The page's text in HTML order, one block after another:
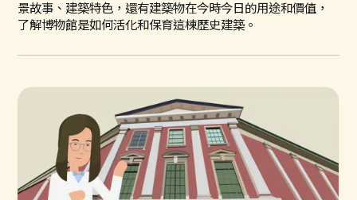
景故事、建築特色，還有建築物在今時今日的用途和價值，
了解博物館是如何活化和保育這棟歷史建築。